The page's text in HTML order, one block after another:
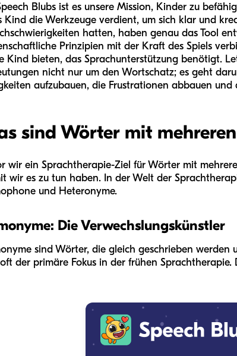
Blubs ist es unsere Mission, Kinder zu
Kind die Werkzeuge verdient, um sich klar und
hatten, haben genau das Tool
Prinzipien mit der Kraft des Spiels
Kind bieten, das Sprachunterstützung benötigt.
nicht nur um den Wortschatz; es geht
aufzubauen, die Frustrationen abbauen
sind Wörter mit
wir ein Sprachtherapie-Ziel für Wörter mit
wir es zu tun haben. In der Welt der
und Heteronyme.
Die Verwechslungskünstler
sind Wörter, die gleich geschrieben
der primäre Fokus in der frühen Sprachtherapie.